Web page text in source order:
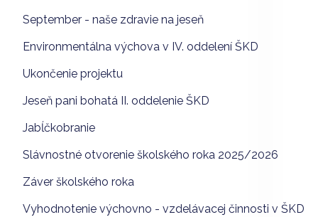
September - naše zdravie na jeseň
Environmentálna výchova v IV. oddelení ŠKD
Ukončenie projektu
Jeseň pani bohatá II. oddelenie ŠKD
Jabĺčkobranie
Slávnostné otvorenie školského roka 2025/2026
Záver školského roka
Vyhodnotenie výchovno - vzdelávacej činnosti v ŠKD